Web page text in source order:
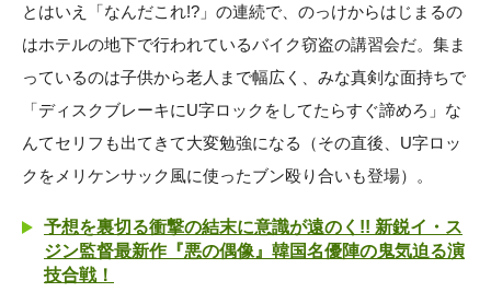
とはいえ「なんだこれ!?」の連続で、のっけからはじまるの
はホテルの地下で行われているバイク窃盗の講習会だ。集ま
っているのは子供から老人まで幅広く、みな真剣な面持ちで
「ディスクブレーキにU字ロックをしてたらすぐ諦めろ」な
んてセリフも出てきて大変勉強になる（その直後、U字ロッ
クをメリケンサック風に使ったブン殴り合いも登場）。
予想を裏切る衝撃の結末に意識が遠のく!! 新鋭イ・ス
ジン監督最新作『悪の偶像』韓国名優陣の鬼気迫る演
技合戦！